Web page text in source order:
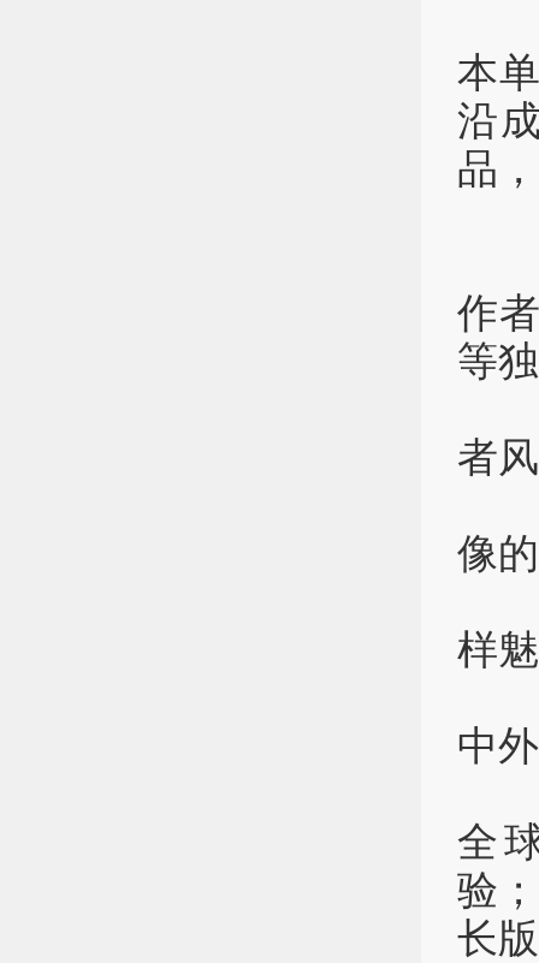
本
沿
品
作
等
者
像
样
中
全
验
长